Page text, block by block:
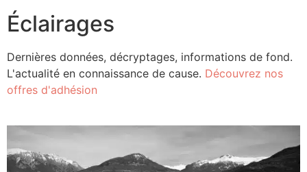
Éclairages
Dernières données, décryptages, informations de fond.
L'actualité en connaissance de cause. Découvrez nos
offres d'adhésion